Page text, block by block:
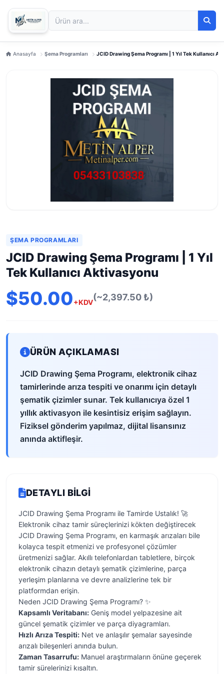
Anasayfa Şema Programları JCID Drawing Şema Programı | 1 Yıl Tek Kullanıcı
ŞEMA PROGRAMLARI
JCID Drawing Şema Programı | 1 Yıl
Tek Kullanıcı Aktivasyonu
$50.00+KDV(~2,397.50 ₺)
ÜRÜN AÇIKLAMASI
JCID Drawing Şema Programı, elektronik cihaz
tamirlerinde arıza tespiti ve onarımı için detaylı
şematik çizimler sunar. Tek kullanıcıya özel 1
yıllık aktivasyon ile kesintisiz erişim sağlayın.
Fiziksel gönderim yapılmaz, dijital lisansınız
anında aktifleşir.
DETAYLI BILGI
JCID Drawing Şema Programı ile Tamirde Ustalık! 🚀
Elektronik cihaz tamir süreçlerinizi kökten değiştirecek
JCID Drawing Şema Programı, en karmaşık arızaları bile
kolayca tespit etmenizi ve profesyonel çözümler
üretmenizi sağlar. Akıllı telefonlardan tabletlere, birçok
elektronik cihazın detaylı şematik çizimlerine, parça
yerleşim planlarına ve devre analizlerine tek bir
platformdan erişin.
Neden JCID Drawing Şema Programı? ✨
Kapsamlı Veritabanı: Geniş model yelpazesine ait
güncel şematik çizimler ve parça diyagramları.
Hızlı Arıza Tespiti: Net ve anlaşılır şemalar sayesinde
arızalı bileşenleri anında bulun.
Zaman Tasarrufu: Manuel araştırmaların önüne geçerek
tamir sürelerinizi kısaltın.